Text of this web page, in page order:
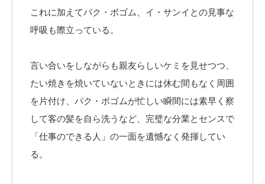
これに加えてパク・ボゴム、イ・サンイとの見事な
呼吸も際立っている。
言い合いをしながらも親友らしいケミを見せつつ、
たい焼きを焼いていないときには休む間もなく周囲
を片付け、パク・ボゴムが忙しい瞬間には素早く察
して客の髪を自ら洗うなど、完璧な分業とセンスで
「仕事のできる人」の一面を遺憾なく発揮してい
る。